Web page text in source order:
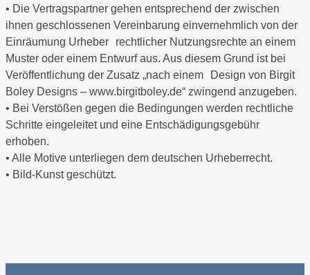
• Die Vertragspartner gehen entsprechend der zwischen
ihnen geschlossenen Vereinbarung einvernehmlich von der
Einräumung Urheber rechtlicher Nutzungsrechte an einem
Muster oder einem Entwurf aus. Aus diesem Grund ist bei
Veröffentlichung der Zusatz „nach einem Design von Birgit
Boley Designs – www.birgitboley.de“ zwingend anzugeben.
• Bei Verstößen gegen die Bedingungen werden rechtliche
Schritte eingeleitet und eine Entschädigungsgebühr
erhoben.
• Alle Motive unterliegen dem deutschen Urheberrecht.
• Bild-Kunst geschützt.